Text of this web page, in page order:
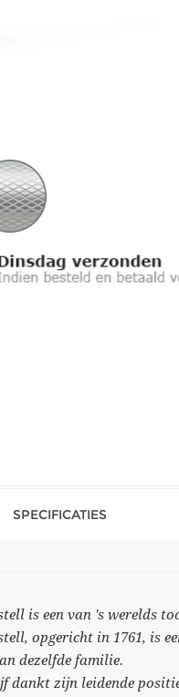
SPECIFICATIES
is een van 's werelds
opgericht in 1761, is
dezelfde familie.
dankt zijn leidende